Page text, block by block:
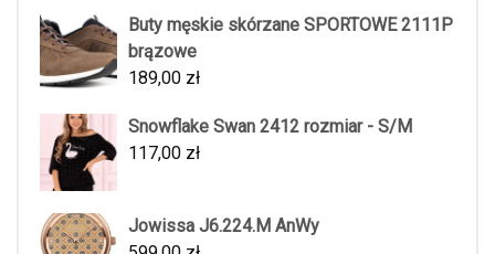
Buty męskie skórzane SPORTOWE 2111P
brązowe
189,00 zł
Snowflake Swan 2412 rozmiar - S/M
117,00 zł
Jowissa J6.224.M AnWy